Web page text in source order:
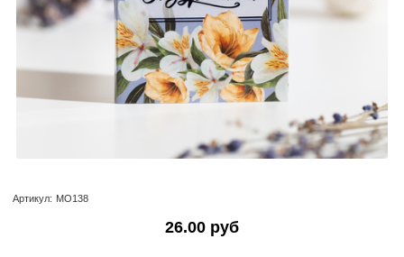
Артикул: МО138
26.00 руб